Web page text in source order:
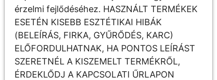
érzelmi fejlődéséhez. HASZNÁLT TERMÉKEK
ESETÉN KISEBB ESZTÉTIKAI HIBÁK
(BELEÍRÁS, FIRKA, GYŰRŐDÉS, KARC)
ELŐFORDULHATNAK, HA PONTOS LEÍRÁST
SZERETNÉL A KISZEMELT TERMÉKRŐL,
ÉRDEKLŐDJ A KAPCSOLATI ŰRLAPON